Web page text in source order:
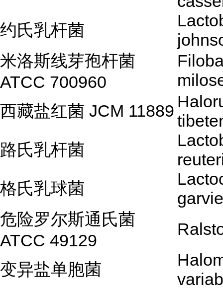
约氏乳杆菌
米洛斯线芽孢杆菌
ATCC 700960
西藏盐红菌 JCM 11889
路氏乳杆菌
格氏乳球菌
危险罗尔斯通氏菌
ATCC 49129
变异盐单胞菌